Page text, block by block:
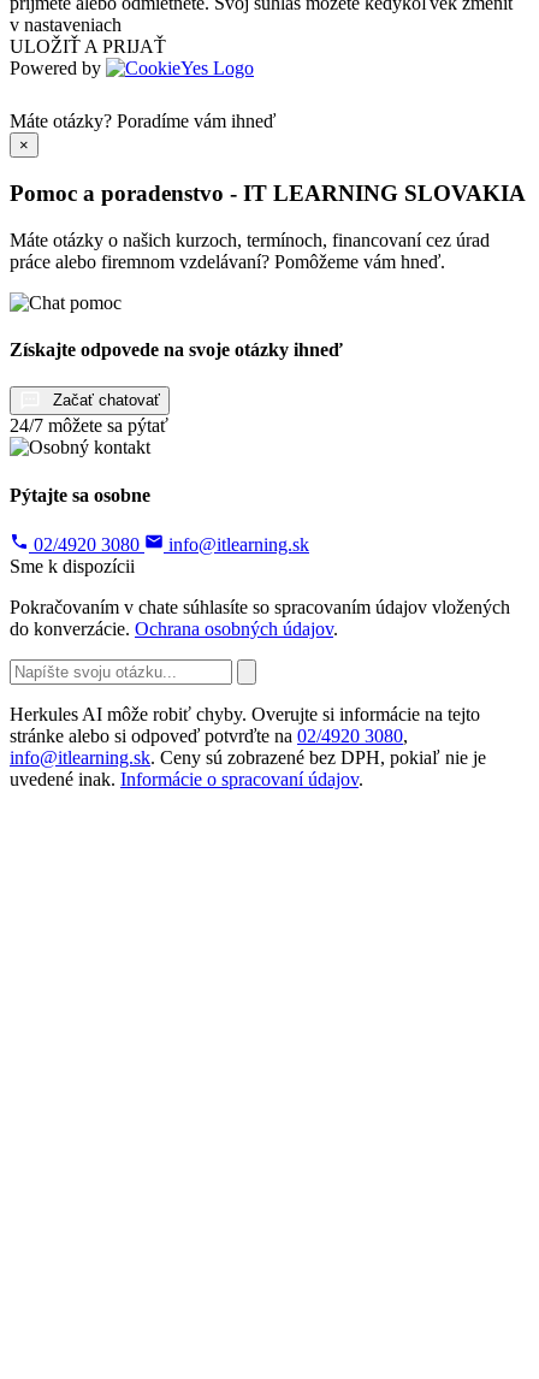
v nastaveniach
ULOŽIŤ A PRIJAŤ
Powered by
Máte otázky? Poradíme vám ihneď
×
Pomoc a poradenstvo - IT LEARNING SLOVAKIA
Máte otázky o našich kurzoch, termínoch, financovaní cez úrad
práce alebo firemnom vzdelávaní? Pomôžeme vám hneď.
Získajte odpovede na svoje otázky ihneď
Začať chatovať
24/7 môžete sa pýtať
Pýtajte sa osobne
02/4920 3080
info@itlearning.sk
Sme k dispozícii
Pokračovaním v chate súhlasíte so spracovaním údajov vložených
do konverzácie. Ochrana osobných údajov.
Herkules AI môže robiť chyby. Overujte si informácie na tejto
stránke alebo si odpoveď potvrďte na 02/4920 3080,
info@itlearning.sk. Ceny sú zobrazené bez DPH, pokiaľ nie je
uvedené inak. Informácie o spracovaní údajov.